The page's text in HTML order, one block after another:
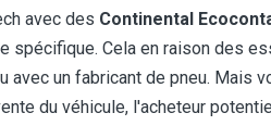
avec des Continental
spécifique. Cela en raison des
un fabricant de pneu. Mais
du véhicule, l'acheteur